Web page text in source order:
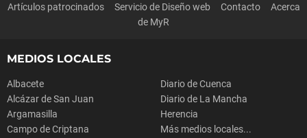
Artículos patrocinados Servicio de Diseño web Contacto
Acerca
de MyR
MEDIOS LOCALES
Albacete
Alcázar de San Juan
Argamasilla
Campo de Criptana
Diario de Cuenca
Diario de La Mancha
Herencia
Más medios locales...